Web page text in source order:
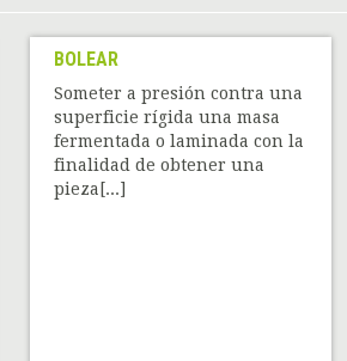
BOLEAR
Someter a presión contra una
superficie rígida una masa
fermentada o laminada con la
finalidad de obtener una
pieza[...]